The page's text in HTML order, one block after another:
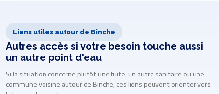
Liens utiles autour de Binche
Autres accès si votre besoin touche aussi
un autre point d'eau
Si la situation concerne plutôt une fuite, un autre sanitaire ou une
commune voisine autour de Binche, ces liens peuvent orienter vers